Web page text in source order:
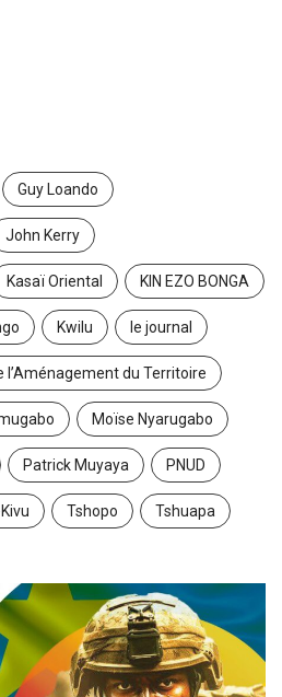
Guy Loando
John Kerry
Kasaï Oriental KIN EZO BONGA
Kwilu le journal
l’Aménagement du Territoire
Moïse Nyarugabo
Patrick Muyaya PNUD
Tshopo Tshuapa